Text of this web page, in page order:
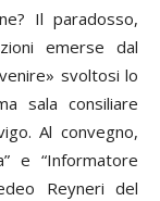
Il paradosso,
emerse dal
svoltosi lo
sala consiliare
Al convegno,
e “Informatore
Reyneridel